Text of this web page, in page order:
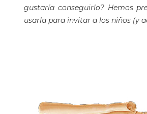
gustaría conseguirlo? Hemos
usarla para invitar a los niños (y